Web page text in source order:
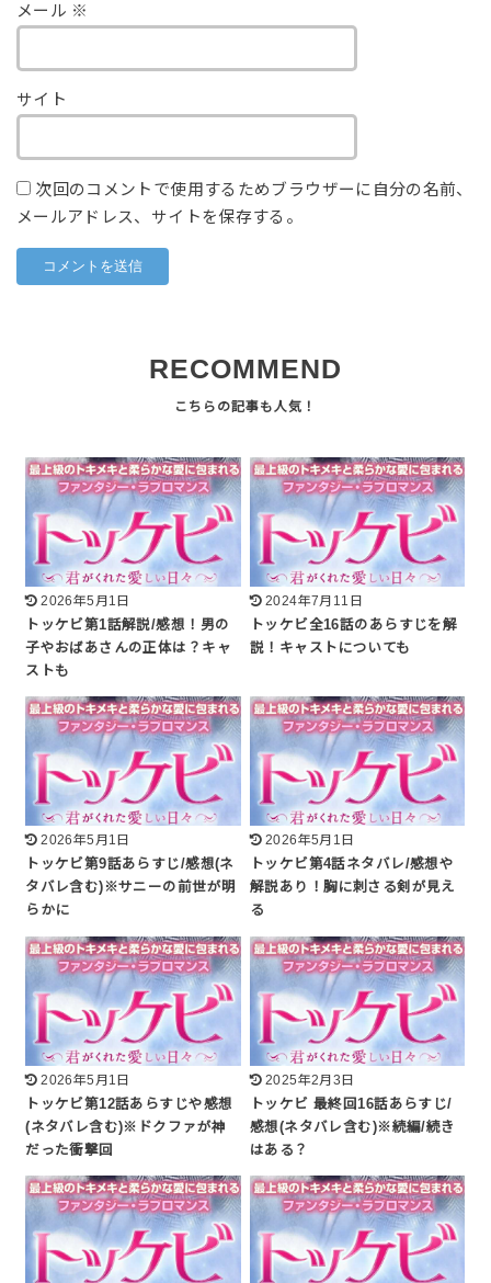
メール ※
サイト
次回のコメントで使用するためブラウザーに自分の名前、
メールアドレス、サイトを保存する。
RECOMMEND
2026年5月1日
トッケビ第1話解説/感想！男の
子やおばあさんの正体は？キャ
ストも
2024年7月11日
トッケビ全16話のあらすじを解
説！キャストについても
2026年5月1日
トッケビ第9話あらすじ/感想(ネ
タバレ含む)※サニーの前世が明
らかに
2026年5月1日
トッケビ第4話ネタバレ/感想や
解説あり！胸に刺さる剣が見え
る
2026年5月1日
トッケビ第12話あらすじや感想
(ネタバレ含む)※ドクファが神
だった衝撃回
2025年2月3日
トッケビ 最終回16話あらすじ/
感想(ネタバレ含む)※続編/続き
はある？